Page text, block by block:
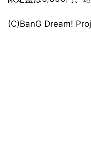
(C)BanG Dream!